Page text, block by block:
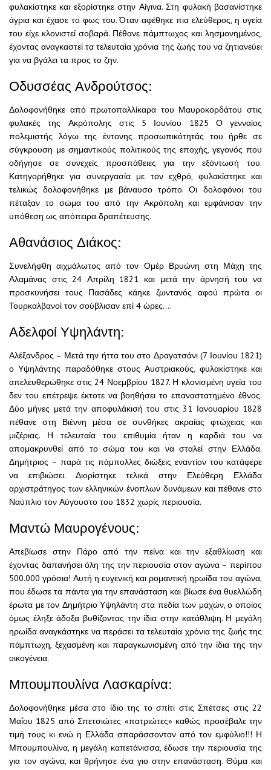
φυλακίστηκε και εξορίστηκε στην Αίγινα. Στη φυλακή βασανίστηκε
άγρια και έχασε το φως του. Όταν αφέθηκε πια ελεύθερος, η υγεία
του είχε κλονιστεί σοβαρά. Πέθανε πάμπτωχος και λησμονημένος,
έχοντας αναγκαστεί τα τελευταία χρόνια της ζωής του να ζητιανεύει
για να βγάλει τα προς το ζην.
Οδυσσέας Ανδρούτσος:
Δολοφονήθηκε από πρωτοπαλλίκαρα του Μαυροκορδάτου στις
φυλακές της Ακρόπολης στις 5 Ιουνίου 1825 Ο γενναίος
πολεμιστής λόγω της έντονης προσωπικότητάς του ήρθε σε
σύγκρουση με σημαντικούς πολιτικούς της εποχής, γεγονός που
οδήγησε σε συνεχείς προσπάθειες για την εξόντωσή του.
Κατηγορήθηκε για συνεργασία με τον εχθρό, φυλακίστηκε και
τελικώς δολοφονήθηκε με βάναυσο τρόπο. Οι δολοφόνοι του
πέταξαν το σώμα του από την Ακρόπολη και εμφάνισαν την
υπόθεση ως απόπειρα δραπέτευσης.
Αθανάσιος Διάκος:
Συνελήφθη αιχμάλωτος από τον Ομέρ Βρυώνη στη Μάχη της
Αλαμάνας στις 24 Απρίλη 1821 και μετά την άρνησή του να
προσκυνήσει τους Πασάδες κάηκε ζωντανός αφού πρώτα οι
Τουρκαλβανοί τον σούβλισαν επί 4 ώρες….
Αδελφοί Υψηλάντη:
Αλέξανδρος – Μετά την ήττα του στο Δραγατσάνι (7 Ιουνίου 1821)
ο Υψηλάντης παραδόθηκε στους Αυστριακούς, φυλακίστηκε και
απελευθερώθηκε στις 24 Νοεμβρίου 1827. Η κλονισμένη υγεία του
δεν του επέτρεψε έκτοτε να βοηθήσει το επαναστατημένο έθνος.
Δύο μήνες μετά την αποφυλάκισή του στις 31 Ιανουαρίου 1828
πέθανε στη Βιέννη μέσα σε συνθήκες ακραίας φτώχειας και
μιζέριας. Η τελευταία του επιθυμία ήταν η καρδιά του να
απομακρυνθεί από το σώμα του και να σταλεί στην Ελλάδα.
Δημήτριος – παρά τις πάμπολλες διώξεις εναντίον του κατάφερε
να επιβιώσει. Διορίστηκε τελικά στην Ελεύθερη Ελλάδα
αρχιστράτηγος των ελληνικών ένοπλων δυνάμεων και πέθανε στο
Ναύπλιο τον Αύγουστο του 1832 χωρίς περιουσία.
Μαντώ Μαυρογένους:
Απεβίωσε στην Πάρο από την πείνα και την εξαθλίωση και
έχοντας δαπανήσει όλη της την περιουσία στον αγώνα – περίπου
500.000 γρόσια! Αυτή η ευγενική και ρομαντική ηρωίδα του αγώνα,
που έδωσε τα πάντα για την επανάσταση και βίωσε ένα θυελλώδη
έρωτα με τον Δημήτριο Υψηλάντη στα πεδία των μαχών, ο οποίος
όμως έληξε άδοξα βυθίζοντας την ίδια στην κατάθλιψη. Η μεγάλη
ηρωίδα αναγκάστηκε να περάσει τα τελευταία χρόνια της ζωής της
πάμπτωχη, ξεχασμένη και παραγκωνισμένη από την ίδια της την
οικογένεια.
Μπουμπουλίνα Λασκαρίνα:
Δολοφονήθηκε μέσα στο ίδιο της το σπίτι στις Σπέτσες στις 22
Μαΐου 1825 από Σπετσιώτες «πατριώτες» καθώς προσέβαλε την
τιμή τους κι ενώ η Ελλάδα σπαράσσονταν από τον εμφύλιο!!! Η
Μπουμπουλίνα, η μεγάλη καπετάνισσα, έδωσε την περιουσία της
για τον αγώνα, και θρήνησε ένα γιο στην επανάσταση. Θύμα και